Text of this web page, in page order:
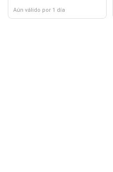
Aún válido por 1 día